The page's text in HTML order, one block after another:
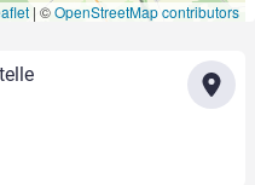
| ©OpenStreetMap contributors